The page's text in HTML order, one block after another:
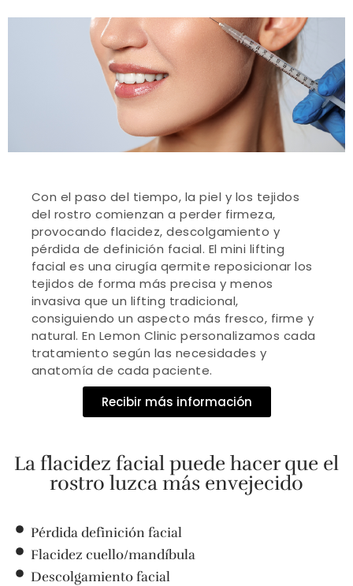
Con el paso del tiempo, la piel y los tejidos
del rostro comienzan a perder firmeza,
provocando flacidez, descolgamiento y
pérdida de definición facial. El mini lifting
facial es una cirugía qermite reposicionar los
tejidos de forma más precisa y menos
invasiva que un lifting tradicional,
consiguiendo un aspecto más fresco, firme y
natural. En Lemon Clinic personalizamos cada
tratamiento según las necesidades y
anatomía de cada paciente.
Recibir más información
La flacidez facial puede hacer que el
rostro luzca más envejecido
Pérdida definición facial
Flacidez cuello/mandíbula
Descolgamiento facial